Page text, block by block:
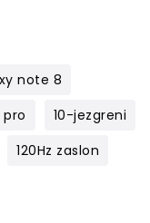
note 8
pro
10-jezgreni
120Hz zaslon